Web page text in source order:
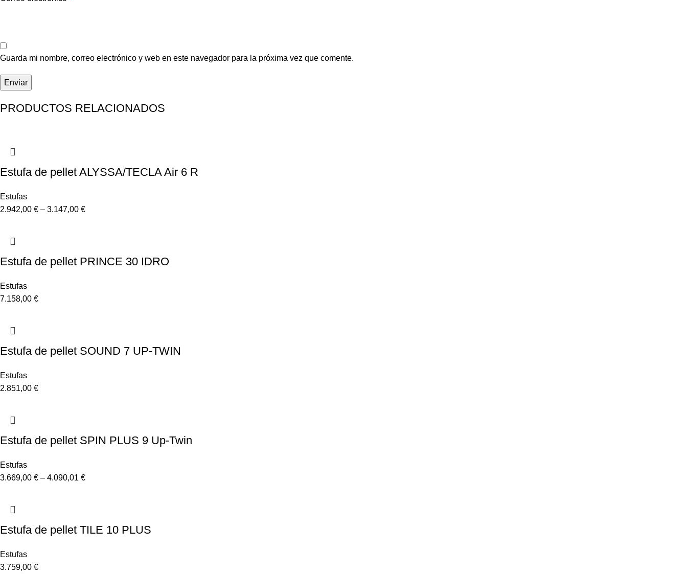
Guarda mi nombre, correo electrónico y web en este navegador para la próxima vez que comente.
PRODUCTOS RELACIONADOS
Estufa de pellet ALYSSA/TECLA Air 6 R
Estufas
2.942,00 € – 3.147,00 €
Estufa de pellet PRINCE 30 IDRO
Estufas
7.158,00 €
Estufa de pellet SOUND 7 UP-TWIN
Estufas
2.851,00 €
Estufa de pellet SPIN PLUS 9 Up-Twin
Estufas
3.669,00 € – 4.090,01 €
Estufa de pellet TILE 10 PLUS
Estufas
3.759,00 €